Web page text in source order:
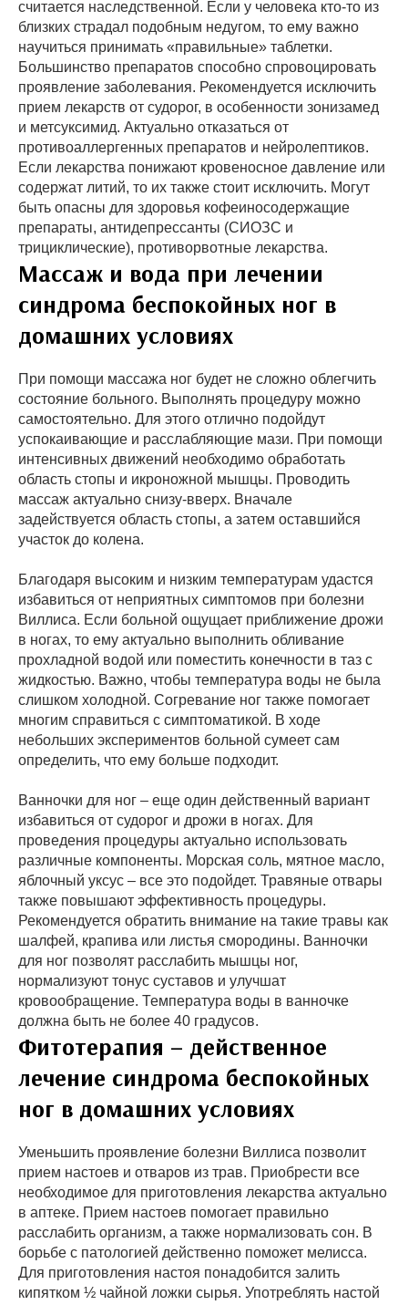
считается наследственной. Если у человека кто-то из
близких страдал подобным недугом, то ему важно
научиться принимать «правильные» таблетки.
Большинство препаратов способно спровоцировать
проявление заболевания. Рекомендуется исключить
прием лекарств от судорог, в особенности зонизамед
и метсуксимид. Актуально отказаться от
противоаллергенных препаратов и нейролептиков.
Если лекарства понижают кровеносное давление или
содержат литий, то их также стоит исключить. Могут
быть опасны для здоровья кофеиносодержащие
препараты, антидепрессанты (СИОЗС и
трициклические), противорвотные лекарства.
Массаж и вода при лечении
синдрома беспокойных ног в
домашних условиях
При помощи массажа ног будет не сложно облегчить
состояние больного. Выполнять процедуру можно
самостоятельно. Для этого отлично подойдут
успокаивающие и расслабляющие мази. При помощи
интенсивных движений необходимо обработать
область стопы и икроножной мышцы. Проводить
массаж актуально снизу-вверх. Вначале
задействуется область стопы, а затем оставшийся
участок до колена.
Благодаря высоким и низким температурам удастся
избавиться от неприятных симптомов при болезни
Виллиса. Если больной ощущает приближение дрожи
в ногах, то ему актуально выполнить обливание
прохладной водой или поместить конечности в таз с
жидкостью. Важно, чтобы температура воды не была
слишком холодной. Согревание ног также помогает
многим справиться с симптоматикой. В ходе
небольших экспериментов больной сумеет сам
определить, что ему больше подходит.
Ванночки для ног – еще один действенный вариант
избавиться от судорог и дрожи в ногах. Для
проведения процедуры актуально использовать
различные компоненты. Морская соль, мятное масло,
яблочный уксус – все это подойдет. Травяные отвары
также повышают эффективность процедуры.
Рекомендуется обратить внимание на такие травы как
шалфей, крапива или листья смородины. Ванночки
для ног позволят расслабить мышцы ног,
нормализуют тонус суставов и улучшат
кровообращение. Температура воды в ванночке
должна быть не более 40 градусов.
Фитотерапия – действенное
лечение синдрома беспокойных
ног в домашних условиях
Уменьшить проявление болезни Виллиса позволит
прием настоев и отваров из трав. Приобрести все
необходимое для приготовления лекарства актуально
в аптеке. Прием настоев помогает правильно
расслабить организм, а также нормализовать сон. В
борьбе с патологией действенно поможет мелисса.
Для приготовления настоя понадобится залить
кипятком ½ чайной ложки сырья. Употреблять настой